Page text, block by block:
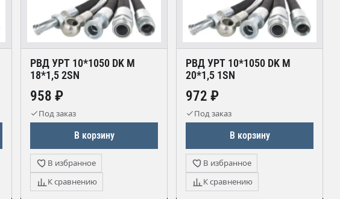
РВД УРТ 10*1050 DK М
18*1,5 2SN
958 ₽
Под заказ
В корзину
В избранное
К сравнению
РВД УРТ 10*1050 DK М
20*1,5 1SN
972 ₽
Под заказ
В корзину
В избранное
К сравнению